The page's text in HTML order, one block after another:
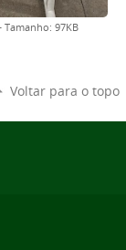
Tamanho: 97KB
Voltar para o topo